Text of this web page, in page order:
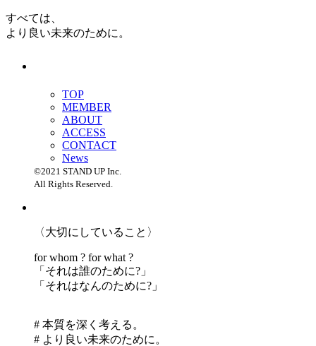
すべては、
より良い未来のために。
TOP
MEMBER
ABOUT
ACCESS
CONTACT
News
©2021 STAND UP Inc.
All Rights Reserved.
〈大切にしていること〉
for whom ? for what ?
「 それは誰のために?」
「 それはなんのために?」
# 本質を深く考える。
# より良い未来のために。